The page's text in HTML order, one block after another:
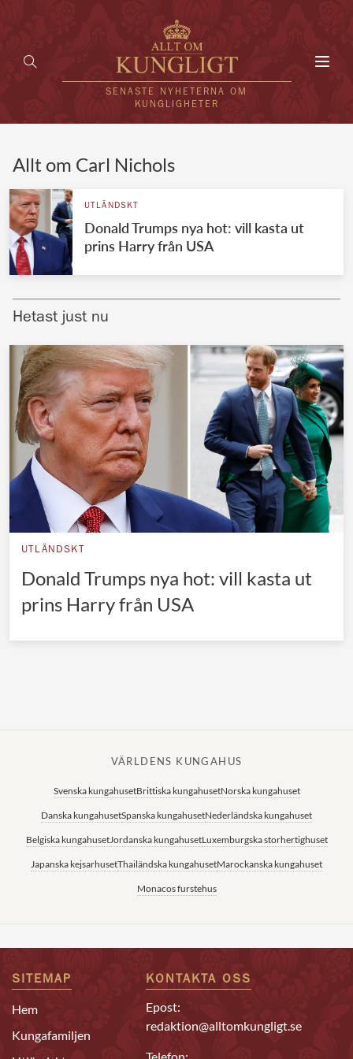
SENASTE NYHETERNA OM
KUNGLIGHETER
UTLÄNDSKT
VÄRLDENS KUNGAHUS
Brittiska kungahuset
Norska kungahuset
Danska kungahuset
Spanska kungahuset
Nederländska kungahuset
Belgiska kungahuset
Jordanska kungahuset
Japanska kejsarhuset
Thailändska kungahuset
Allt om Carl Nichols
UTLÄNDSKT
Donald Trumps nya hot: vill kasta ut
prins Harry från USA
Hetast just nu
UTLÄNDSKT
Donald Trumps nya hot: vill kasta ut
prins Harry från USA
VÄRLDENS KUNGAHUS
Svenska kungahusetBrittiska kungahusetNorska kungahuset
Danska kungahusetSpanska kungahusetNederländska kungahuset
Belgiska kungahusetJordanska kungahusetLuxemburgska storhertighuset
Japanska kejsarhusetThailändska kungahusetMarockanska kungahuset
Monacos furstehus
SITEMAP
Hem
Kungafamiljen
KONTAKTA OSS
Epost:
redaktion@alltomkungligt.se